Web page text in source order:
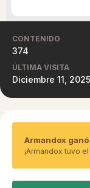
CONTENIDO
374
ÚLTIMA VISITA
Diciembre 11, 2025
Armandox
¡Armandox tuvo